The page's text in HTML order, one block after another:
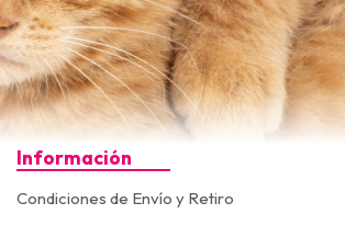
Información
Condiciones de Envío y Retiro